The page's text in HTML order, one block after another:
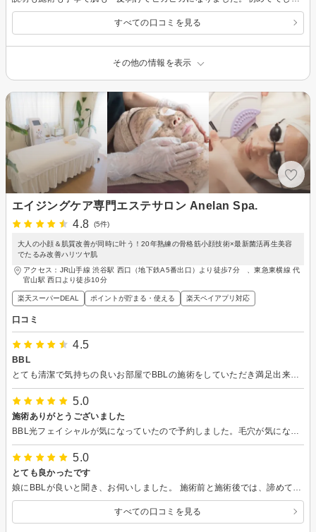
すべての口コミを見る
その他の情報を表示
エイジングケア専門エステサロン Anelan Spa.
4.8
(5件)
大人の小顔＆肌質改善が同時に叶う！20年熟練の骨格筋小顔技術×最新菌活再生美容
でたるみ改善ハリツヤ肌
アクセス：JR山手線 渋谷駅 西口（地下鉄A5番出口）より徒歩7分 、東急東横線 代
官山駅 西口より徒歩10分
楽天スーパーDEAL ポイントが貯まる・使える 楽天ペイアプリ対応
口コミ
4.5
BBL
とても清潔で気持ちの良いお部屋でBBLの施術をしていただき満足出来ました。言葉遣いも丁寧でとても良い感じでした。技術に関してはまだ良く分かりませんが信用出来ると思いました。
5.0
施術ありがとうございました
5.0
とても良かったです
すべての口コミを見る